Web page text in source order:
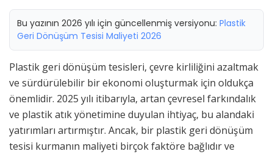
Bu yazının 2026 yılı için güncellenmiş versiyonu: Plastik
Geri Dönüşüm Tesisi Maliyeti 2026
Plastik geri dönüşüm tesisleri, çevre kirliliğini azaltmak
ve sürdürülebilir bir ekonomi oluşturmak için oldukça
önemlidir. 2025 yılı itibarıyla, artan çevresel farkındalık
ve plastik atık yönetimine duyulan ihtiyaç, bu alandaki
yatırımları artırmıştır. Ancak, bir plastik geri dönüşüm
tesisi kurmanın maliyeti birçok faktöre bağlıdır ve